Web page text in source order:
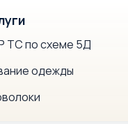
ТС по схеме 5Д
одежды